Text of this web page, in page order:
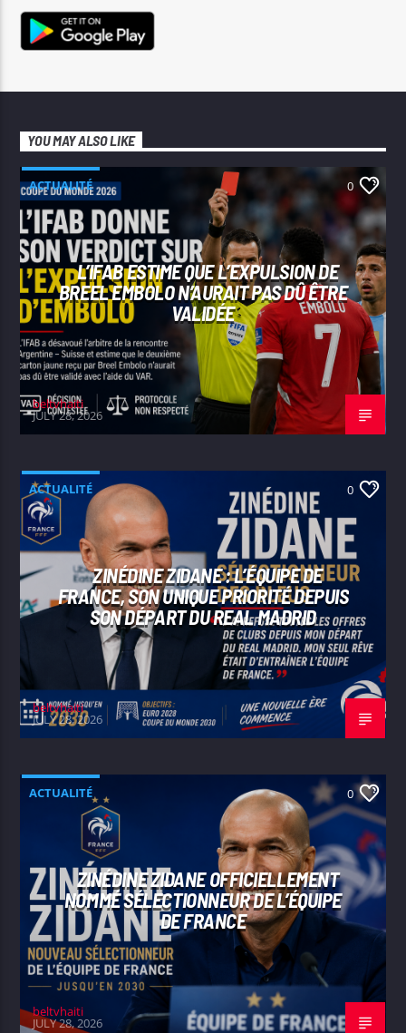
YOU MAY ALSO LIKE
ACTUALITÉ 0
L’IFAB ESTIME QUE L’EXPULSION DE
BREEL EMBOLO N’AURAIT PAS DÛ ÊTRE
VALIDÉE
beltvhaiti
JULY 28, 2026
ACTUALITÉ 0
ZINÉDINE ZIDANE : L’ÉQUIPE DE
FRANCE, SON UNIQUE PRIORITÉ DEPUIS
SON DÉPART DU REAL MADRID
beltvhaiti
JULY 28, 2026
ACTUALITÉ 0
ZINÉDINE ZIDANE OFFICIELLEMENT
NOMMÉ SÉLECTIONNEUR DE L’ÉQUIPE
DE FRANCE
beltvhaiti
JULY 28, 2026